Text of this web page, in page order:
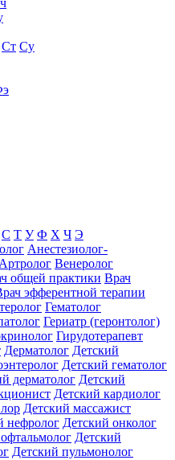
Ст Су
С Т У Ф Х Ч Э
Анестезиолог-
Артролог Венеролог
общей практики Врач
эфферентной терапии
Гематолог
Гериатр (геронтолог)
Гирудотерапевт
Дерматолог Детский
Детский гематолог
дерматолог Детский
Детский кардиолог
Детский массажист
нефролог Детский онколог
Детский
Детский пульмонолог